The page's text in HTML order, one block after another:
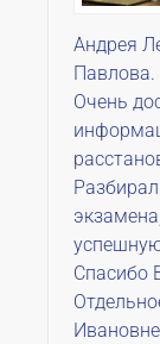
Андрея
Павлова.
Очень
Спасибо